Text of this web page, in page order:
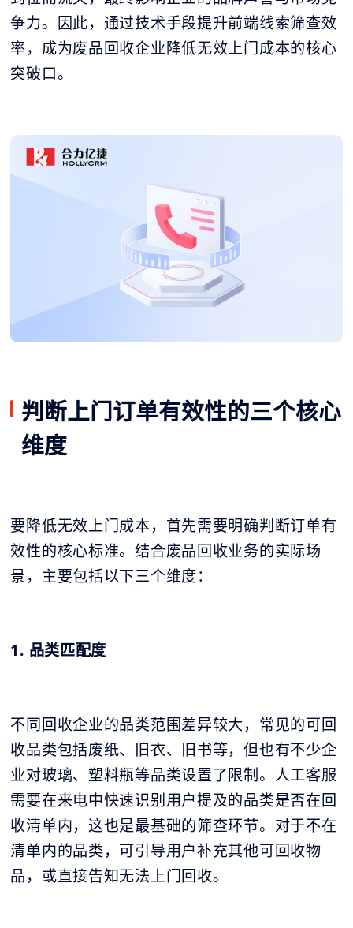
争力。因此，通过技术手段提升前端线索筛查效
率，成为废品回收企业降低无效上门成本的核心
突破口。
判断上门订单有效性的三个核心
维度
要降低无效上门成本，首先需要明确判断订单有
效性的核心标准。结合废品回收业务的实际场
景，主要包括以下三个维度：
1. 品类匹配度
不同回收企业的品类范围差异较大，常见的可回
收品类包括废纸、旧衣、旧书等，但也有不少企
业对玻璃、塑料瓶等品类设置了限制。人工客服
需要在来电中快速识别用户提及的品类是否在回
收清单内，这也是最基础的筛查环节。对于不在
清单内的品类，可引导用户补充其他可回收物
品，或直接告知无法上门回收。